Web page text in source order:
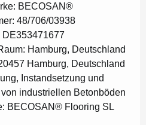
BECOSAN®
48/706/03938
DE353471677
Hamburg, Deutschland
Hamburg, Deutschland
Instandsetzung und
industriellen Betonböden
BECOSAN® Flooring SL